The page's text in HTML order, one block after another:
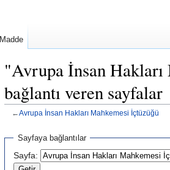
"Avrupa İnsan Hakları
bağlantı veren sayfalar
←Avrupa İnsan Hakları Mahkemesi İçtüzüğü
Sayfaya bağlantılar
Sayfa:
Madde